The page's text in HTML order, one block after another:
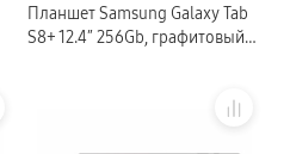
Планшет Samsung Galaxy Tab
S8+ 12.4″ 256Gb, графитовый